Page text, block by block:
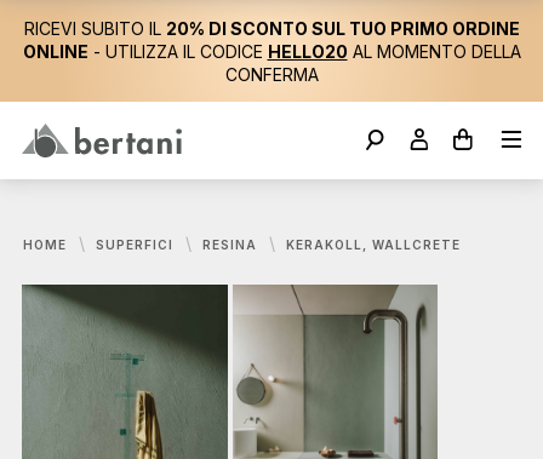
RICEVI SUBITO IL 20% DI SCONTO SUL TUO PRIMO ORDINE
ONLINE - UTILIZZA IL CODICE HELLO20 AL MOMENTO DELLA
CONFERMA
HOME SUPERFICI RESINA KERAKOLL, WALLCRETE